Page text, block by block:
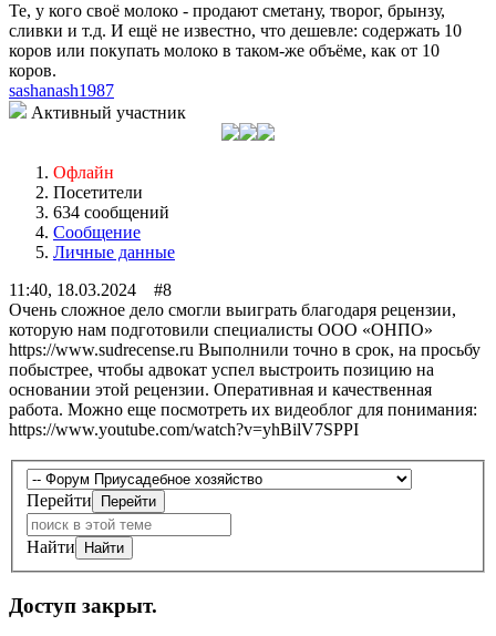
Те, у кого своё молоко - продают сметану, творог, брынзу,
сливки и т.д. И ещё не известно, что дешевле: содержать 10
коров или покупать молоко в таком-же объёме, как от 10
коров.
sashanash1987
Активный участник
Офлайн
Посетители
634 сообщений
Сообщение
Личные данные
11:40, 18.03.2024 #8
Очень сложное дело смогли выиграть благодаря рецензии,
которую нам подготовили специалисты ООО «ОНПО»
https://www.sudrecense.ru Выполнили точно в срок, на просьбу
побыстрее, чтобы адвокат успел выстроить позицию на
основании этой рецензии. Оперативная и качественная
работа. Можно еще посмотреть их видеоблог для понимания:
https://www.youtube.com/watch?v=yhBilV7SPPI
Перейти
Найти
Доступ закрыт.